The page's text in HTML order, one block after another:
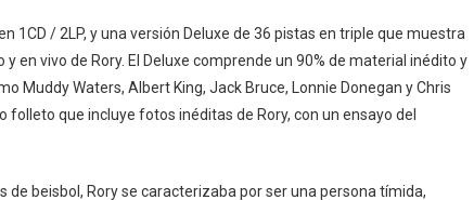
1CD / 2LP, y una versión Deluxe de 36 pistas en triple que muestra
en vivo de Rory. El Deluxe comprende un 90% de material inédito y
Muddy Waters, Albert King, Jack Bruce, Lonnie Donegan y Chris
folleto que incluye fotos inéditas de Rory, con un ensayo del
beisbol, Rory se caracterizaba por ser una persona tímida,